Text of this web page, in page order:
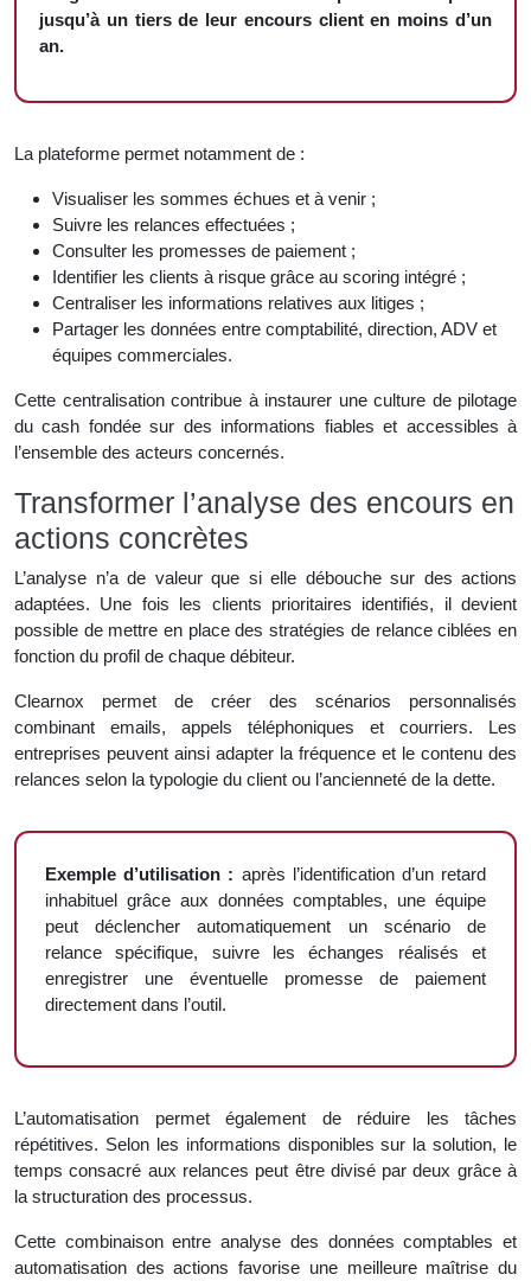
jusqu’à un tiers de leur encours client en moins d’un
an.
La plateforme permet notamment de :
Visualiser les sommes échues et à venir ;
Suivre les relances effectuées ;
Consulter les promesses de paiement ;
Identifier les clients à risque grâce au scoring intégré ;
Centraliser les informations relatives aux litiges ;
Partager les données entre comptabilité, direction, ADV et
équipes commerciales.
Cette centralisation contribue à instaurer une culture de pilotage
du cash fondée sur des informations fiables et accessibles à
l’ensemble des acteurs concernés.
Transformer l’analyse des encours en
actions concrètes
L’analyse n’a de valeur que si elle débouche sur des actions
adaptées. Une fois les clients prioritaires identifiés, il devient
possible de mettre en place des stratégies de relance ciblées en
fonction du profil de chaque débiteur.
Clearnox permet de créer des scénarios personnalisés
combinant emails, appels téléphoniques et courriers. Les
entreprises peuvent ainsi adapter la fréquence et le contenu des
relances selon la typologie du client ou l’ancienneté de la dette.
Exemple d’utilisation : après l’identification d’un retard
inhabituel grâce aux données comptables, une équipe
peut déclencher automatiquement un scénario de
relance spécifique, suivre les échanges réalisés et
enregistrer une éventuelle promesse de paiement
directement dans l’outil.
L’automatisation permet également de réduire les tâches
répétitives. Selon les informations disponibles sur la solution, le
temps consacré aux relances peut être divisé par deux grâce à
la structuration des processus.
Cette combinaison entre analyse des données comptables et
automatisation des actions favorise une meilleure maîtrise du